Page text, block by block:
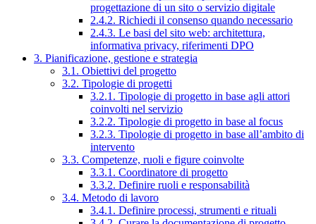
progettazione di un sito o servizio digitale
2.4.2. Richiedi il consenso quando necessario
2.4.3. Le basi del sito web: architettura,
informativa privacy, riferimenti DPO
3. Pianificazione, gestione e strategia
3.1. Obiettivi del progetto
3.2. Tipologie di progetti
3.2.1. Tipologie di progetto in base agli attori
coinvolti nel servizio
3.2.2. Tipologie di progetto in base al focus
3.2.3. Tipologie di progetto in base all’ambito di
intervento
3.3. Competenze, ruoli e figure coinvolte
3.3.1. Coordinatore di progetto
3.3.2. Definire ruoli e responsabilità
3.4. Metodo di lavoro
3.4.1. Definire processi, strumenti e rituali